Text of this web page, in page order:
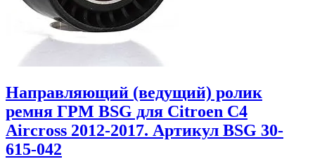
Направляющий (ведущий) ролик
ремня ГРМ BSG для Citroen C4
Aircross 2012-2017. Артикул BSG 30-
615-042